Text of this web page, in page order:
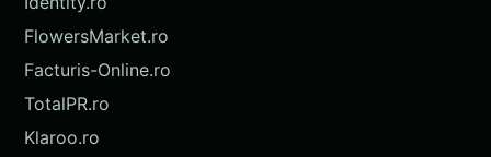
FlowersMarket.ro
Facturis-Online.ro
TotalPR.ro
Klaroo.ro